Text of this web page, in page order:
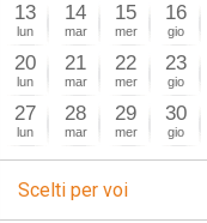
13
lun
14
mar
15
mer
16
gio
20
lun
21
mar
22
mer
23
gio
27
lun
28
mar
29
mer
30
gio
Scelti per voi